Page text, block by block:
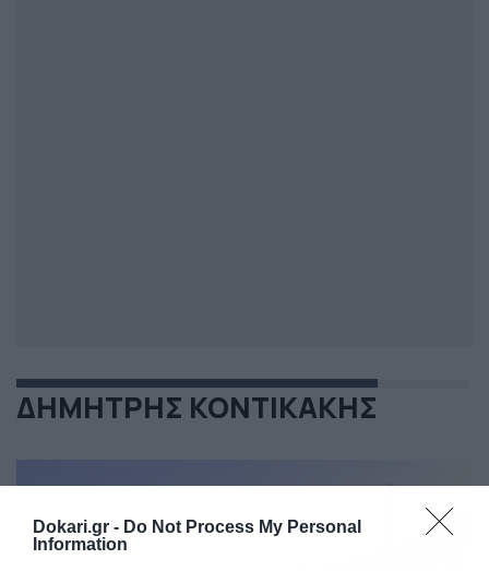
Dokari.gr - Do Not Process My Personal
Information
ΔΗΜΗΤΡΗΣ ΚΟΝΤΙΚΑΚΗΣ